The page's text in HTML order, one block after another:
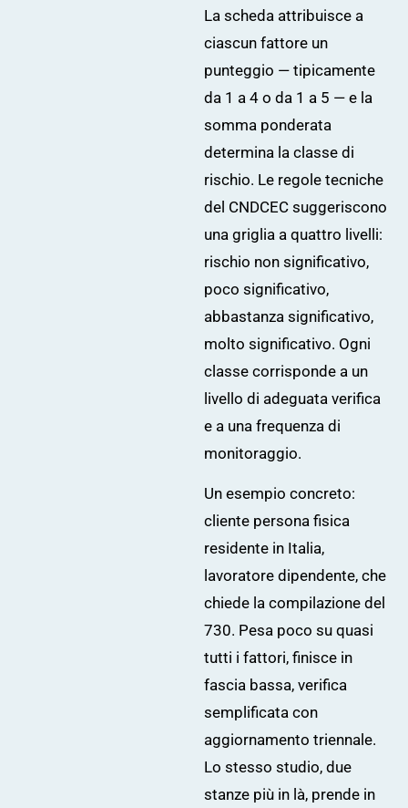
La scheda attribuisce a
ciascun fattore un
punteggio — tipicamente
da 1 a 4 o da 1 a 5 — e la
somma ponderata
determina la classe di
rischio. Le regole tecniche
del CNDCEC suggeriscono
una griglia a quattro livelli:
rischio non significativo,
poco significativo,
abbastanza significativo,
molto significativo. Ogni
classe corrisponde a un
livello di adeguata verifica
e a una frequenza di
monitoraggio.
Un esempio concreto:
cliente persona fisica
residente in Italia,
lavoratore dipendente, che
chiede la compilazione del
730. Pesa poco su quasi
tutti i fattori, finisce in
fascia bassa, verifica
semplificata con
aggiornamento triennale.
Lo stesso studio, due
stanze più in là, prende in